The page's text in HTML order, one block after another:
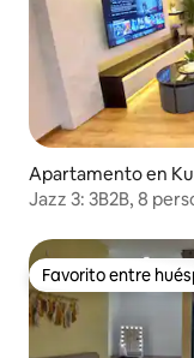
Apartamento en
Jazz 3: 3B2B, 8
Favorito entre
Favorito entre